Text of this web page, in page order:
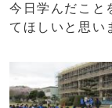
今日学んだこと
てほしいと思い